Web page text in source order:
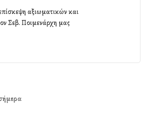
αξιωματικών και
Σεβ. Ποιμενάρχη μας